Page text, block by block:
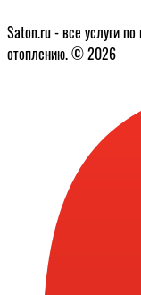
Saton.ru - все услуги
отоплению. © 2026